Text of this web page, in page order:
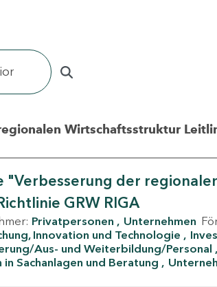
Wirtschaftsstruktur
"Verbesserung der
GRW RIGA
Privatpersonen Unternehmen
Innovation und Technologie
Aus- und Weiterbildung/Personal
Sachanlagen und Beratung